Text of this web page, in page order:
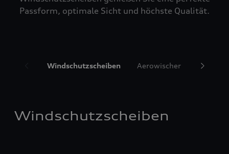
Passform, optimale Sicht und höchste Qualität.
Windschutzscheiben Aerowischer
Windschutzscheiben